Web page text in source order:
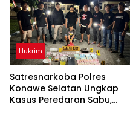
Hukrim
Satresnarkoba Polres
Konawe Selatan Ungkap
Kasus Peredaran Sabu,